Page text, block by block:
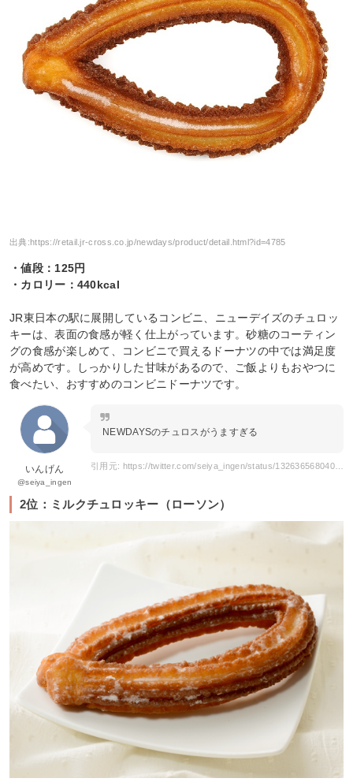
出典:https://retail.jr-cross.co.jp/newdays/product/detail.html?id=4785
・値段：125円
・カロリー：440kcal
JR東日本の駅に展開しているコンビニ、ニューデイズのチュロッ
キーは、表面の食感が軽く仕上がっています。砂糖のコーティン
グの食感が楽しめて、コンビニで買えるドーナツの中では満足度
が高めです。しっかりした甘味があるので、ご飯よりもおやつに
食べたい、おすすめのコンビニドーナツです。
いんげん
@seiya_ingen
NEWDAYSのチュロスがうますぎる
引用元: https://twitter.com/seiya_ingen/status/1326365680401182720?s=20&t=orhaJpZ_KHBuGXhOQiFKuA
2位：ミルクチュロッキー（ローソン）